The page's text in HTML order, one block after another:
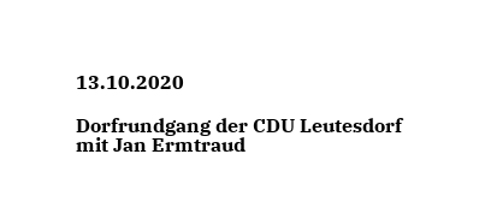
13.10.2020
Dorfrundgang der CDU Leutesdorf
mit Jan Ermtraud